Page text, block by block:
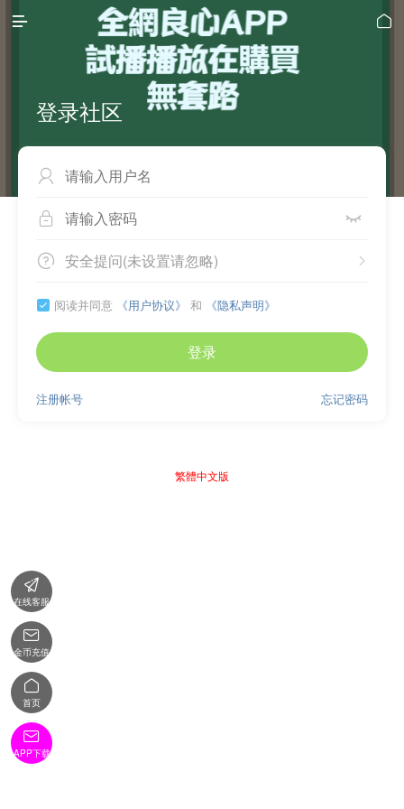
 
登录社区

 
 
安全提问(未设置请忽略)
 阅读并同意 《用户协议》 和 《隐私声明》
登录
忘记密码
注册帐号
繁體中文版

在线客服

金币充值

首页

APP下载